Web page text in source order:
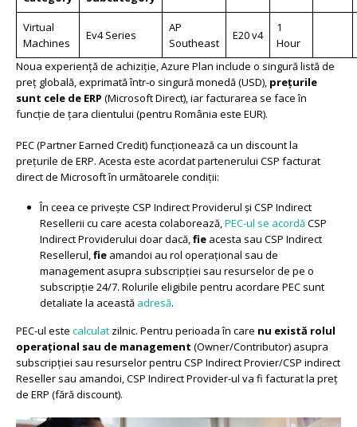
Virtual
Machines
Ev4 Series
AP
Southeast
E20 v4
1
Hour
Noua experiență de achiziție, Azure Plan include o singură listă de
preț globală, exprimată într-o singură monedă (USD), prețurile
sunt cele de ERP (Microsoft Direct), iar facturarea se face în
funcție de țara clientului (pentru România este EUR).
PEC (Partner Earned Credit) funcționează ca un discount la
prețurile de ERP. Acesta este acordat partenerului CSP facturat
direct de Microsoft în următoarele condiții:
În ceea ce privește CSP Indirect Providerul și CSP Indirect
Resellerii cu care acesta colaborează,PEC-ul se acordăCSP
Indirect Providerului doar dacă,fieacesta sau CSP Indirect
Resellerul,fieamandoi au rol operațional sau de
management asupra subscripției sau resurselor de pe o
subscripție 24/7. Rolurile eligibile pentru acordare PEC sunt
detaliate la această adresă.
PEC-ul este calculat zilnic. Pentru perioada în care nu există rolul
operațional sau de management (Owner/Contributor) asupra
subscripției sau resurselor pentru CSP Indirect Provier/CSP indirect
Reseller sau amandoi, CSP Indirect Provider-ul va fi facturat la preț
de ERP (fără discount).